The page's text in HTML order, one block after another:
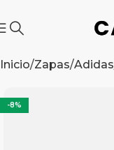
Inicio Zapas Adidas
-8%